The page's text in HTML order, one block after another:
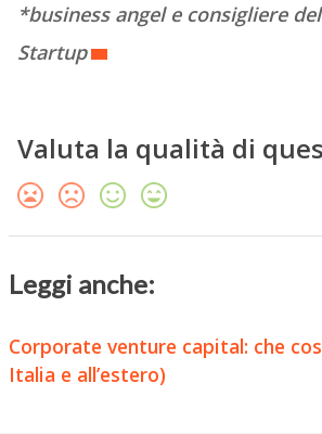
*business angel e consigliere
Startup
Valuta la qualità di
Leggi anche:
Corporate venture capital: che
Italia e all’estero)